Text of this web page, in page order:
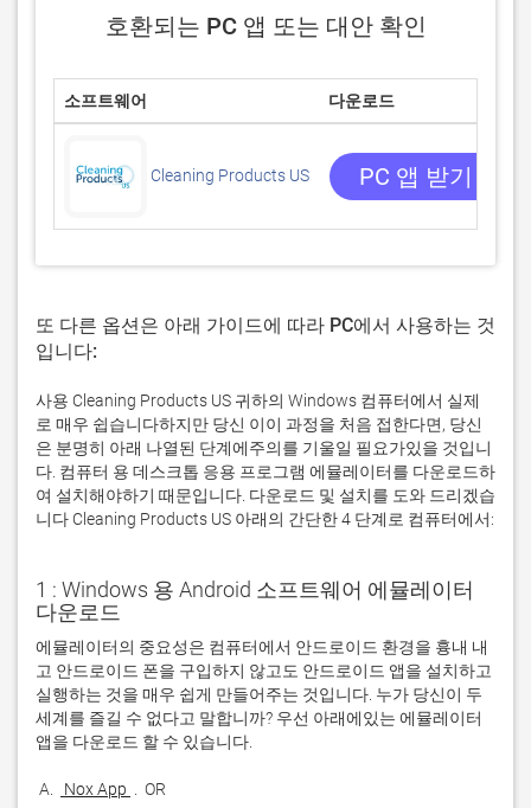
호환되는 PC 앱 또는 대안 확인
소프트웨어 다운로드
Cleaning Products US PC 앱 받기
또 다른 옵션은 아래 가이드에 따라 PC에서 사용하는 것
입니다:
사용 Cleaning Products US 귀하의 Windows 컴퓨터에서 실제
로 매우 쉽습니다하지만 당신 이이 과정을 처음 접한다면, 당신
은 분명히 아래 나열된 단계에주의를 기울일 필요가있을 것입니
다. 컴퓨터 용 데스크톱 응용 프로그램 에뮬레이터를 다운로드하
여 설치해야하기 때문입니다. 다운로드 및 설치를 도와 드리겠습
니다 Cleaning Products US 아래의 간단한 4 단계로 컴퓨터에서:
1 : Windows 용 Android 소프트웨어 에뮬레이터
다운로드
에뮬레이터의 중요성은 컴퓨터에서 안드로이드 환경을 흉내 내
고 안드로이드 폰을 구입하지 않고도 안드로이드 앱을 설치하고
실행하는 것을 매우 쉽게 만들어주는 것입니다. 누가 당신이 두
세계를 즐길 수 없다고 말합니까? 우선 아래에있는 에뮬레이터
A. Nox App